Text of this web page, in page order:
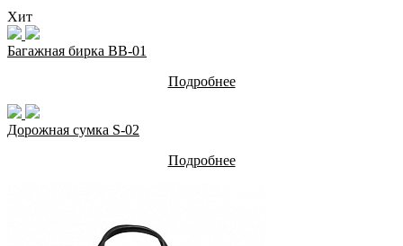
Хит
Багажная бирка BB-01
Подробнее
Дорожная сумка S-02
Подробнее